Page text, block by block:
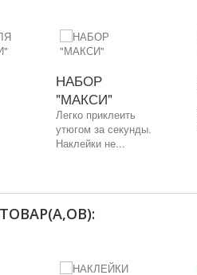
НАБОР
"МАКСИ"
Легко приклеить
утюгом за секунды.
Наклейки не...